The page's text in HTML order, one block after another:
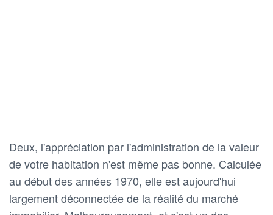
Deux, l'appréciation par l'administration de la valeur
de votre habitation n'est même pas bonne. Calculée
au début des années 1970, elle est aujourd'hui
largement déconnectée de la réalité du marché